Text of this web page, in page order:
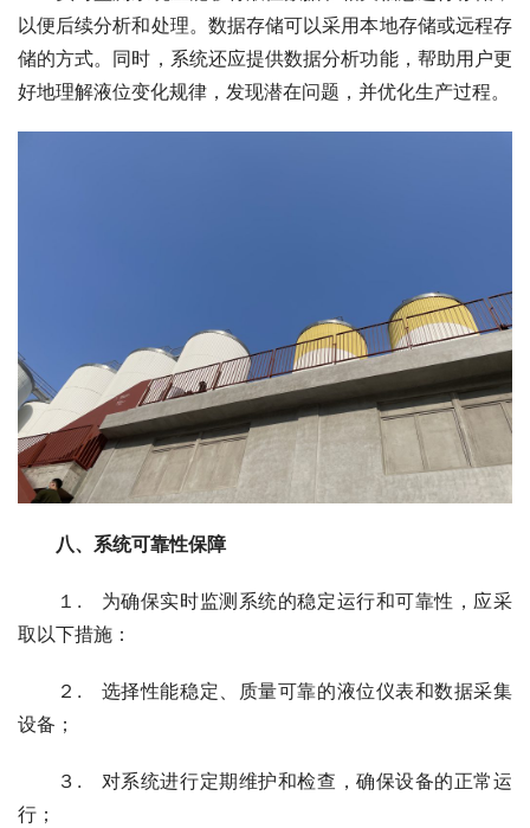
以便后续分析和处理。数据存储可以采用本地存储或远程存
储的方式。同时，系统还应提供数据分析功能，帮助用户更
好地理解液位变化规律，发现潜在问题，并优化生产过程。
八、系统可靠性保障
１.　为确保实时监测系统的稳定运行和可靠性，应采
取以下措施：
２.　选择性能稳定、质量可靠的液位仪表和数据采集
设备；
３.　对系统进行定期维护和检查，确保设备的正常运
行；